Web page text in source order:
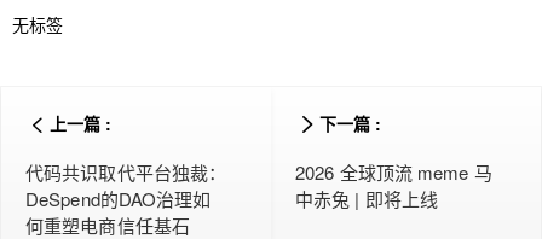
无标签
上一篇 :
代码共识取代平台独裁：
DeSpend的DAO治理如
何重塑电商信任基石
下一篇 :
2026 全球顶流 meme 马
中赤兔 | 即将上线